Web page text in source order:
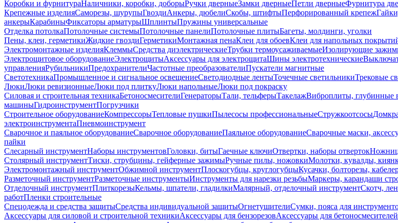
Коробки и фурнитураНаличники, коробки, доборыРучки дверныеЗамки дверныеПетли дверныеФурнитура
Крепежные изделияСаморезы, шурупыГвоздиАнкеры, дюбелиСкобы, штифтыПерфорированный крепеж
анкерыКарабиныФиксаторы арматурыШплинтыПружины универсальные
Отделка потолкаПотолочные системыПотолочные панелиПотолочные плитыБагеты, молдинги, уголки
Пены, клеи, герметикиЖидкие гвоздиГерметикиМонтажная пенаКлеи для обоевКлеи для напольных
Электромонтажные изделияКлеммыСредства диэлектрическиеТрубки термоусаживаемыеИзолирующие
Электрощитовое оборудованиеЭлектрощитыАксессуары для электрощитаШины электротехнические
управленияРубильникиПредохранителиЧастотные преобразователиПускатели магнитные
СветотехникаПромышленное и сигнальное освещениеСветодиодные лентыТочечные светильникиТрековые
ЛюкиЛюки ревизионныеЛюки под плиткуЛюки напольныеЛюки под покраску
Силовая и строительная техникаБетоносмесителиГенераторыТали, тельферыТакелажВиброплиты, глубинные
машиныГидроинструментПогрузчики
Строительное оборудованиеКомпрессорыТепловые пушкиПылесосы профессиональныеСтружкоотсосы
электроинструментаПневмоинструмент
Сварочное и паяльное оборудованиеСварочное оборудованиеПаяльное оборудованиеСварочные маски,
пайки
Слесарный инструментНаборы инструментовГоловки, битыГаечные ключиОтвертки, наборы отверток
Столярный инструментТиски, струбцины, гейферные зажимыРучные пилы, ножовкиМолотки, кувалды,
Электромонтажный инструментОбжимной инструментПлоскогубцы, круглогубцыКусачки, болторезы,
Разметочный инструментРазметочные инструментыИнструменты для нарезки резьбыМаркеры, карандаши
Отделочный инструментПлиткорезыКельмы, шпатели, гладилкиМалярный, отделочный инструментСкотч,
работПленки строительные
Спецодежда и средства защитыСредства индивидуальной защитыОгнетушителиСумки, пояса для
Аксессуары для силовой и строительной техникиАксессуары для бензорезовАксессуары для бетоносмесителей